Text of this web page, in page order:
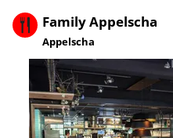
Family Appelscha
Appelscha